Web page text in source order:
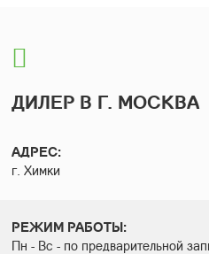
ДИЛЕР В Г. МОСКВА
АДРЕС:
г. Химки
РЕЖИМ РАБОТЫ:
Пн - Вс - по предварительной